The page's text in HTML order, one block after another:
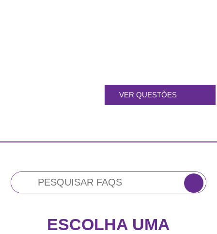
VER QUESTÕES
ESCOLHA UMA